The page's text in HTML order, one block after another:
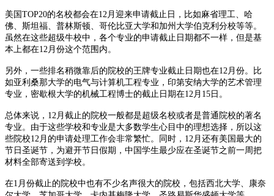
美国TOP20的名校都会在12月迎来申请截止日，比如麻省理工、哈
佛、斯坦福、普林斯顿、哥伦比亚大学和加州大学伯克利分校等等。
虽然在这些超级牛校中，各个专业的申请截止日期都不一样，但是基
本上都在12月份这个范围内。
另外，一些排名稍微靠后的院校的王牌专业截止日期也在12月份。比
如亚利桑那大学的电气与计算机工程专业，印第安纳大学的艺术管理
专业，密歇根大学的机械工程博士的截止日期在12月15日。
总体来说，12月截止的院校一般都是超级名校或者是普通院校的著名
专业。由于这些学校和专业是大多数学生心目中的理想选择，所以这
些院校12月的申请处理工作会非常繁忙。同时，12月还有美国最大的
节日圣诞节，为避开节日假期，中国学生最少应在圣诞节之前一周把
材料全部寄送到学校。
在1月份截止的院校中也有不少名声很大的院校，包括西北大学、康奈